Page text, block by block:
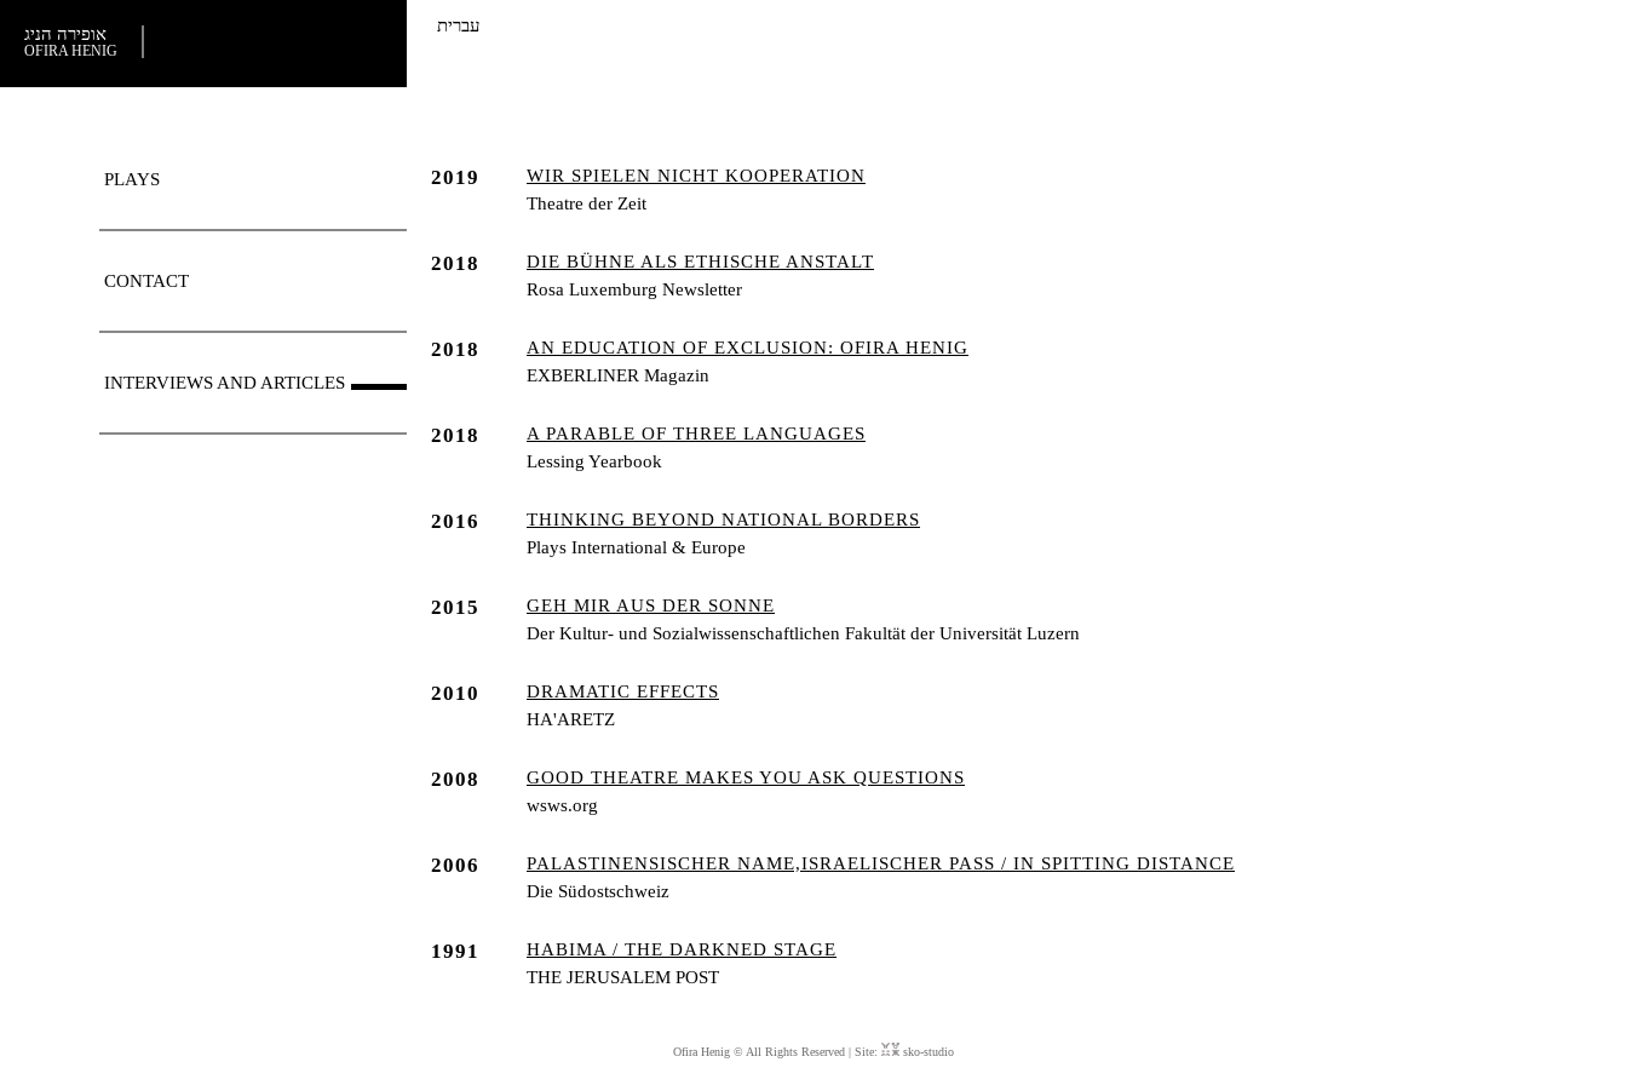
אופירה הניג
OFIRA HENIG
עברית
PLAYS
CONTACT
INTERVIEWS AND ARTICLES
2019
WIR SPIELEN NICHT KOOPERATION
Theatre der Zeit
2018
DIE BÜHNE ALS ETHISCHE ANSTALT
Rosa Luxemburg Newsletter
2018
AN EDUCATION OF EXCLUSION: OFIRA HENIG
EXBERLINER Magazin
2018
A PARABLE OF THREE LANGUAGES
Lessing Yearbook
2016
THINKING BEYOND NATIONAL BORDERS
Plays International & Europe
2015
GEH MIR AUS DER SONNE
Der Kultur- und Sozialwissenschaftlichen Fakultät der Universität Luzern
2010
DRAMATIC EFFECTS
HA'ARETZ
2008
GOOD THEATRE MAKES YOU ASK QUESTIONS
wsws.org
2006
PALASTINENSISCHER NAME,ISRAELISCHER PASS / IN SPITTING DISTANCE
Die Südostschweiz
1991
HABIMA / THE DARKNED STAGE
THE JERUSALEM POST
Ofira Henig © All Rights Reserved | Site: sko-studio